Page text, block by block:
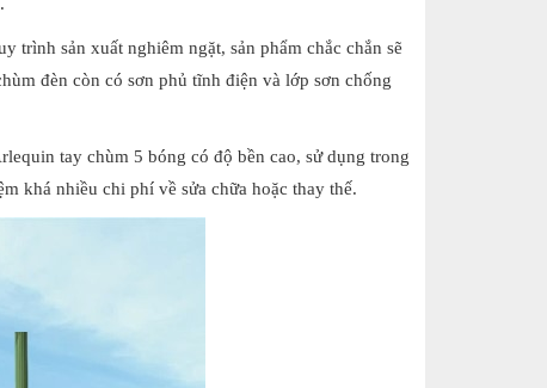
trình sản xuất nghiêm ngặt, sản phẩm chắc chắn sẽ
đèn còn có sơn phủ tĩnh điện và lớp sơn chống
tay chùm 5 bóng có độ bền cao, sử dụng trong
khá nhiều chi phí về sửa chữa hoặc thay thế.